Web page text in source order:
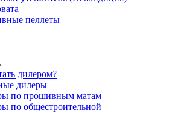
пеллеты
дилером?
дилеры
по прошивным матам
по общестроительной